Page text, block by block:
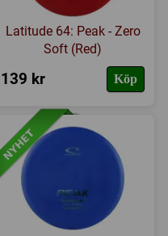
Latitude 64: Peak - Zero
Soft (Red)
139 kr Köp